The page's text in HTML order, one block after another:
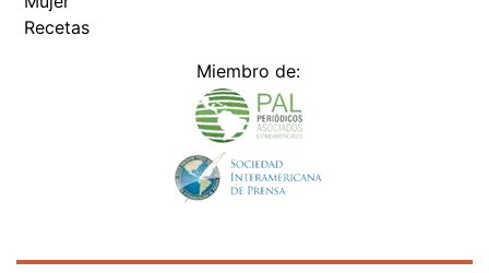
Recetas
Miembro de: